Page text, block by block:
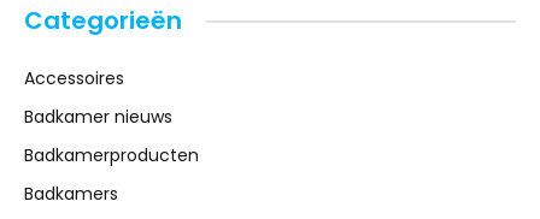
Categorieën
Accessoires
Badkamer nieuws
Badkamerproducten
Badkamers